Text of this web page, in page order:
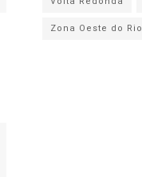
Zona Oeste do Rio